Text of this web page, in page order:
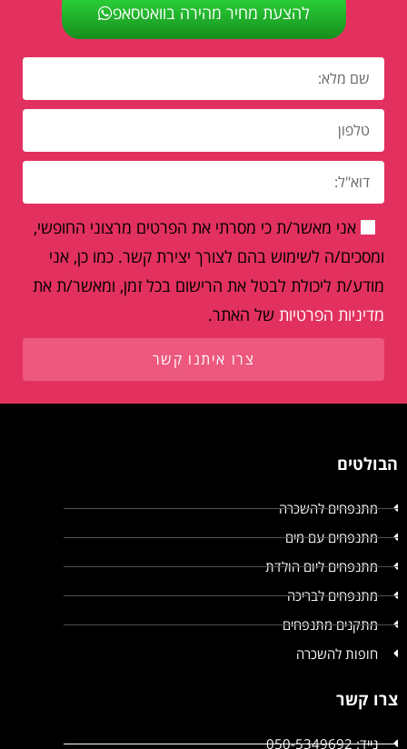
להצעת מחיר מהירה בוואטסאפ
אני מאשר/ת כי מסרתי את הפרטים מרצוני החופשי,
ומסכים/ה לשימוש בהם לצורך יצירת קשר. כמו כן, אני
מודע/ת ליכולת לבטל את הרישום בכל זמן, ומאשר/ת את
מדיניות הפרטיות של האתר.
צרו איתנו קשר
הבולטים
מתנפחים להשכרה
מתנפחים עם מים
מתנפחים ליום הולדת
מתנפחים לבריכה
מתקנים מתנפחים
חופות להשכרה
צרו קשר
נייד: 050-5349692